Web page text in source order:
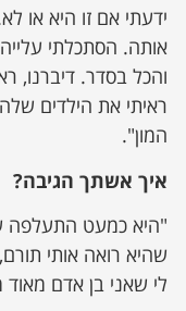
ידעתי אם זו היא או
אותה. הסתכלתי
והכל בסדר. דיברנו,
ראיתי את הילדים
המון".
איך אשתך הגיבה?
"היא כמעט התעלפה
שהיא רואה אותי
לי שאני בן אדם